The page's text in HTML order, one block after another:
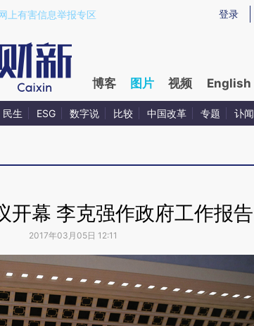
登录
上有害信息举报专区
博客 图片 视频 English
民生 ESG 数字说 比较 中国改革 专题 讣闻
开幕 李克强作政府工作报告
2017年03月05日 12:11